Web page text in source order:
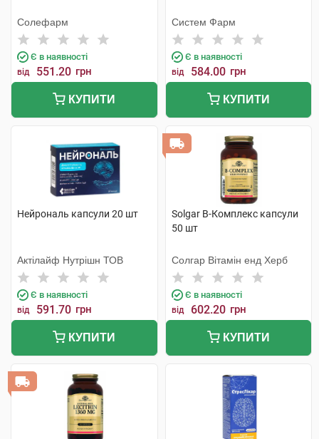
Солефарм
Є в наявності
від 551.20 грн
КУПИТИ
Систем Фарм
Є в наявності
від 584.00 грн
КУПИТИ
Нейрональ капсули 20 шт
Актілайф Нутрішн ТОВ
Є в наявності
від 591.70 грн
КУПИТИ
Solgar В-Комплекс капсули
50 шт
Солгар Вітамін енд Херб
Є в наявності
від 602.20 грн
КУПИТИ